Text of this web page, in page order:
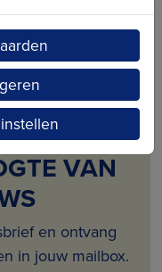
VAN
en ontvang
in jouw mailbox.